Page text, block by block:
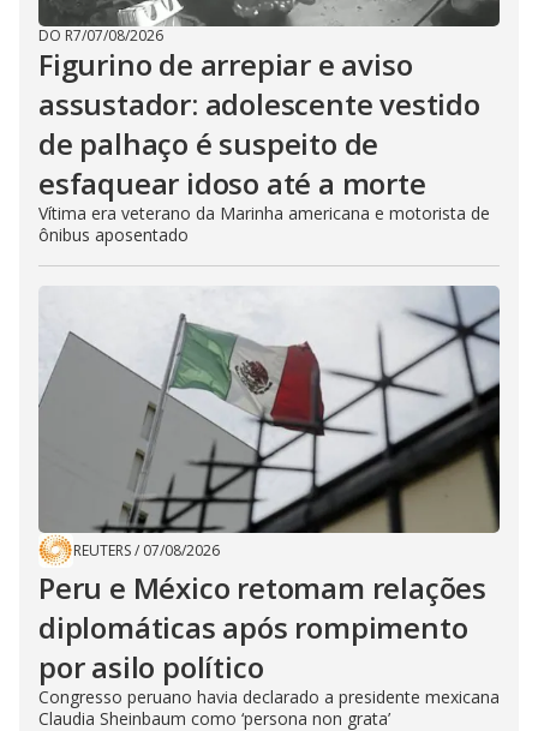
DO R7/07/08/2026
Figurino de arrepiar e aviso
assustador: adolescente vestido
de palhaço é suspeito de
esfaquear idoso até a morte
Vítima era veterano da Marinha americana e motorista de
ônibus aposentado
REUTERS/ 07/08/2026
Peru e México retomam relações
diplomáticas após rompimento
por asilo político
Congresso peruano havia declarado a presidente mexicana
Claudia Sheinbaum como ‘persona non grata’